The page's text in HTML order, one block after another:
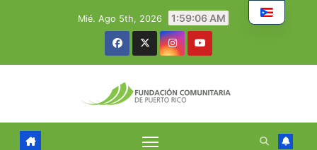
Mié. Ago 5th, 2026 1:59:07 AM